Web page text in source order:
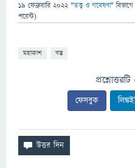
19 ফেব্রুয়ারি 2022 "তত্ত্ব ও গবেষণা" বিভাগে
পয়েন্ট)
মহাকাশ বস্তু
ফেসবুক